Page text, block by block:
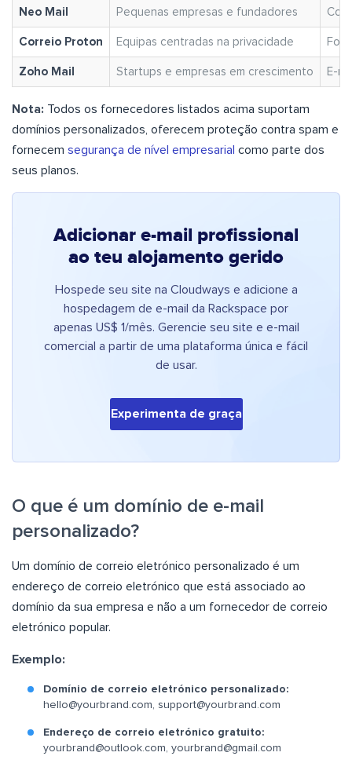
Neo Mail Pequenas empresas e fundadores
Correio Proton Equipas centradas na privacidade
Zoho Mail Startups e empresas em crescimento E-
Nota: Todos os fornecedores listados acima suportam
domínios personalizados, oferecem proteção contra spam e
fornecem segurança de nível empresarial como parte dos
seus planos.
Adicionar e-mail profissional
ao teu alojamento gerido
Hospede seu site na Cloudways e adicione a
hospedagem de e-mail da Rackspace por
apenas US$ 1/mês. Gerencie seu site e e-mail
comercial a partir de uma plataforma única e fácil
de usar.
Experimenta de graça
O que é um domínio de e-mail
personalizado?
Um domínio de correio eletrónico personalizado é um
endereço de correio eletrónico que está associado ao
domínio da sua empresa e não a um fornecedor de correio
eletrónico popular.
Exemplo:
Domínio de correio eletrónico personalizado:
hello@yourbrand.com
support@yourbrand.com
Endereço de correio eletrónico gratuito:
yourbrand@outlook.com yourbrand@gmail.com